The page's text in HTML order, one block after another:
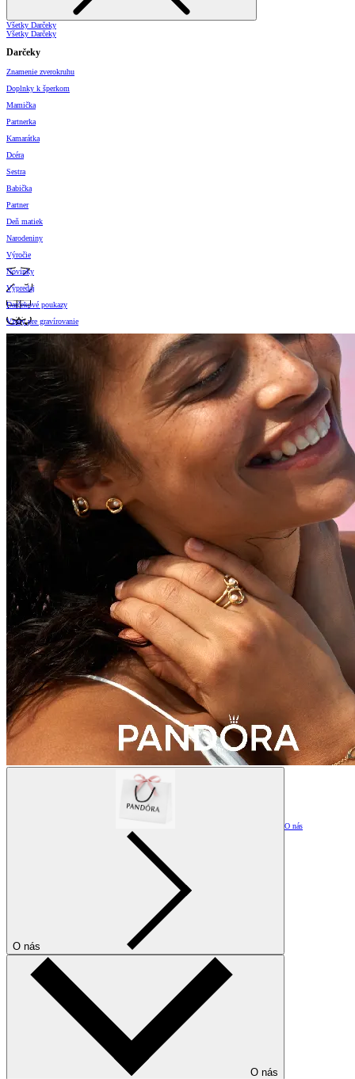
Všetky Darčeky
Všetky Darčeky
Darčeky
Znamenie zverokruhu
Doplnky k šperkom
Mamička
Partnerka
Kamarátka
Dcéra
Sestra
Babička
Partner
Deň matiek
Narodeniny
Výročie
Novinky
Výpredaj
Darčekové poukazy
Vzory pre gravírovanie
O nás
O nás
O nás